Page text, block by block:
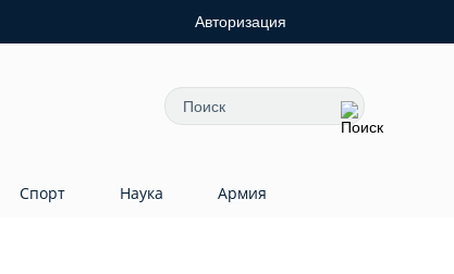
Авторизация
Спорт Наука Армия